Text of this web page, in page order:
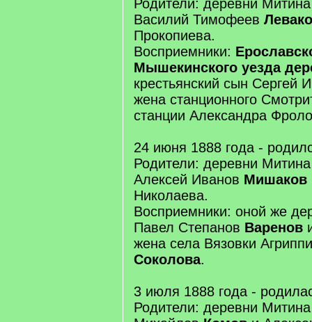
Родители: деревни Митина
Василий Тимофеев
Прокопиева.
Восприемники:
Мышекинского уезда
крестьянский сын Сергей
жена станционного
станции Александра
24 июня 1888 года -
Родители: деревни Митина
Алексей Иванов Мишаков
Николаева.
Восприемники: оной же
Павел Степанов Варенов
жена села Вязовки
Соколова.
3 июля 1888 года -
Родители: деревни